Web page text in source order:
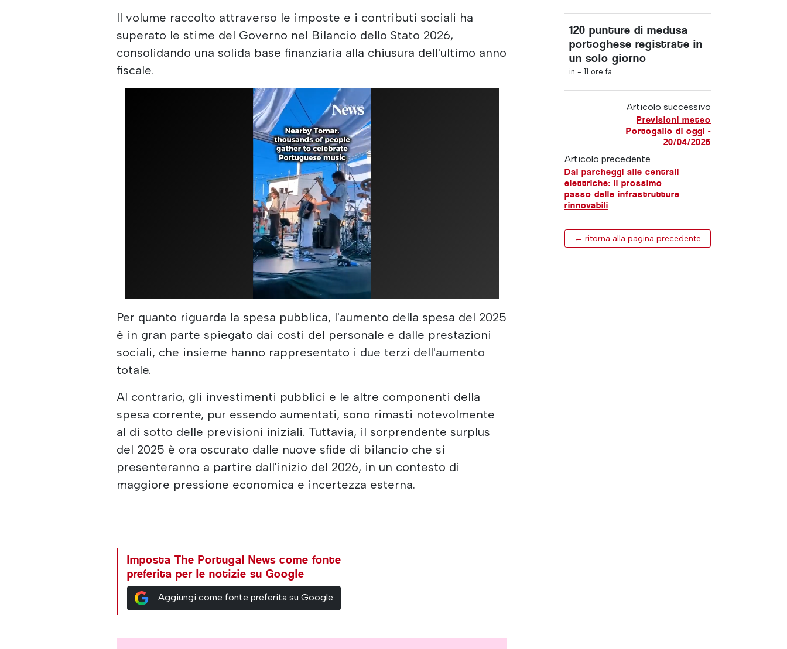
Il volume raccolto attraverso le imposte e i contributi sociali ha
superato le stime del Governo nel Bilancio dello Stato 2026,
consolidando una solida base finanziaria alla chiusura dell'ultimo anno
fiscale.
Per quanto riguarda la spesa pubblica, l'aumento della spesa del 2025
è in gran parte spiegato dai costi del personale e dalle prestazioni
sociali, che insieme hanno rappresentato i due terzi dell'aumento
totale.
Al contrario, gli investimenti pubblici e le altre componenti della
spesa corrente, pur essendo aumentati, sono rimasti notevolmente
al di sotto delle previsioni iniziali. Tuttavia, il sorprendente surplus
del 2025 è ora oscurato dalle nuove sfide di bilancio che si
presenteranno a partire dall'inizio del 2026, in un contesto di
maggiore pressione economica e incertezza esterna.
Imposta The Portugal News come fonte
preferita per le notizie su Google
Aggiungi come fonte preferita su Google
120 punture di medusa
portoghese registrate in
un solo giorno
in - 11 ore fa
Articolo successivo
Previsioni meteo
Portogallo di oggi -
20/04/2026
Articolo precedente
Dai parcheggi alle centrali
elettriche: Il prossimo
passo delle infrastrutture
rinnovabili
← ritorna alla pagina precedente